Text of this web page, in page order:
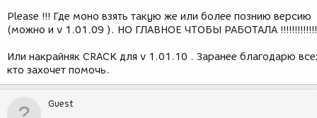
Please !!! Где моно взять такую же или более познию версию
(можно и v 1.01.09 ). НО ГЛАВНОЕ ЧТОБЫ РАБОТАЛА
Или накрайняк CRACK для v 1.01.10 . Заранее благодарю
кто захочет помочь.
Guest